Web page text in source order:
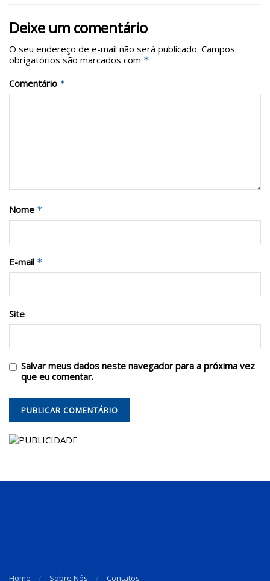
Deixe um comentário
O seu endereço de e-mail não será publicado. Campos
obrigatórios são marcados com *
Comentário *
Nome *
E-mail *
Site
Salvar meus dados neste navegador para a próxima vez
que eu comentar.
Home Sobre Nós Contatos